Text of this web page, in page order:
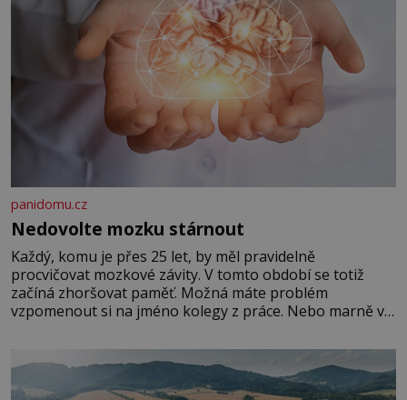
panidomu.cz
Nedovolte mozku stárnout
Každý, komu je přes 25 let, by měl pravidelně
procvičovat mozkové závity. V tomto období se totiž
začíná zhoršovat paměť. Možná máte problém
vzpomenout si na jméno kolegy z práce. Nebo marně v
Je to opravdu tak, s věkem jako kdyby se paměť
rozhodla stávkovat. Cvičte